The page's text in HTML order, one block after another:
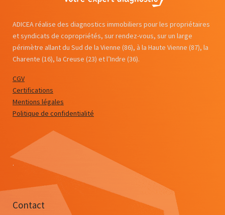
ADICEA réalise des diagnostics immobiliers pour les propriétaires
et syndicats de copropriétés, sur rendez-vous, sur un large
périmètre allant du Sud de la Vienne (86), à la Haute Vienne (87), la
Charente (16), la Creuse (23) et l’Indre (36).
CGV
Certifications
Mentions légales
Politique de confidentialité
.
Contact